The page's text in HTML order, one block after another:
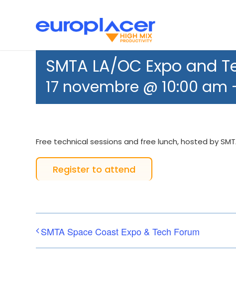
Placement CMS
Sérigraphie
Support
Actualités
SMTA LA/OC Expo and
17 novembre @ 10:00 am
Free technical sessions and free lunch, hosted by
Register to attend
SMTA Space Coast Expo & Tech Forum